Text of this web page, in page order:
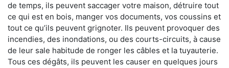
de temps, ils peuvent saccager votre maison, détruire tout
ce qui est en bois, manger vos documents, vos coussins et
tout ce qu’ils peuvent grignoter. Ils peuvent provoquer des
incendies, des inondations, ou des courts-circuits, à cause
de leur sale habitude de ronger les câbles et la tuyauterie.
Tous ces dégâts, ils peuvent les causer en quelques jours